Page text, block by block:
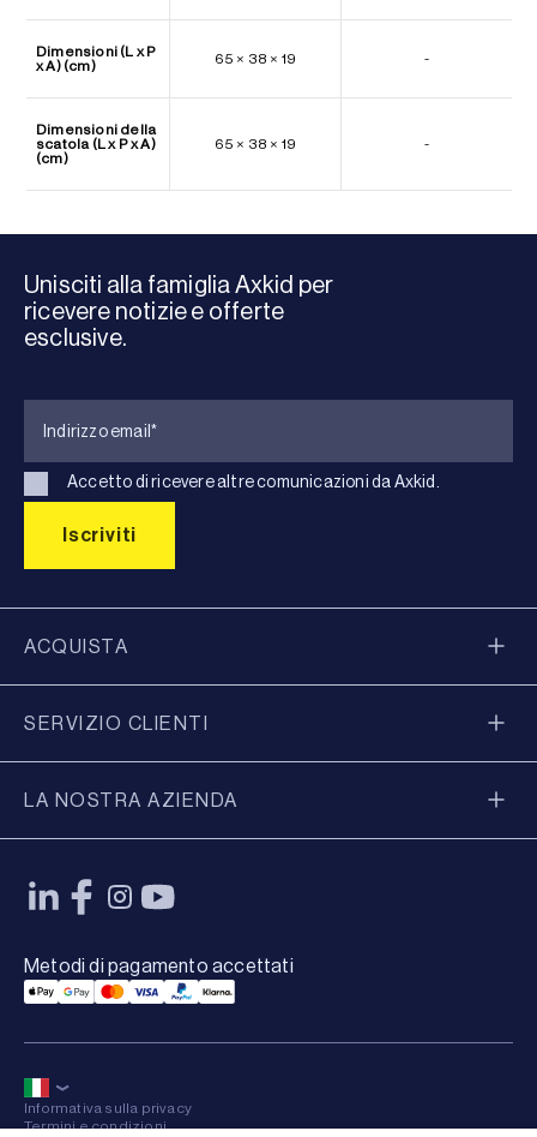
Dimensioni (L x P
x A) (cm)
65 × 38 × 19 -
Dimensioni della
scatola (L x P x A)
(cm)
65 × 38 × 19 -
Unisciti alla famiglia Axkid per
ricevere notizie e offerte
esclusive.
Accetto di ricevere altre comunicazioni da Axkid.
ACQUISTA
SERVIZIO CLIENTI
LA NOSTRA AZIENDA
Metodi di pagamento accettati
Applepay Payment
Googlepay Payment
Mastercard Payment
Visa Payment
Paypal Payment
Klarna Payment
Informativa sulla privacy
Termini e condizioni